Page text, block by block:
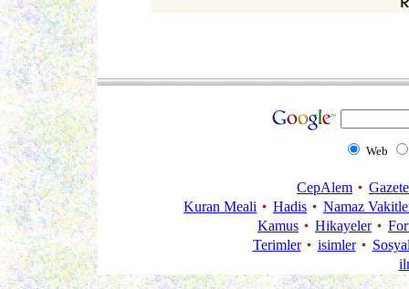
Web
CepAlem
Kuran Meali
Hadis
Namaz
Kamus
Hikayeler
Terimler
isimler